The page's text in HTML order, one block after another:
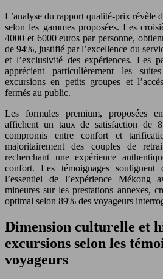
L’analyse du rapport qualité-prix révèle
selon les gammes proposées. Les
4000 et 6000 euros par personne,
de 94%, justifié par l’excellence du
et l’exclusivité des expériences. Les
apprécient particulièrement les
excursions en petits groupes et
fermés au public.
Les formules premium, proposées
affichent un taux de satisfaction de
compromis entre confort et
majoritairement des couples de
recherchant une expérience
confort. Les témoignages soulignent
l’essentiel de l’expérience Mékong
mineures sur les prestations annexes,
optimal selon 89% des voyageurs
Dimension culturelle et
excursions selon les
voyageurs